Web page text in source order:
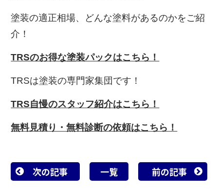
塗装の適正相場、どんな塗料があるのかをご紹
介！
TRSのお得な塗装パックはこちら！
TRSは塗装の専門家集団です！
TRS自慢のスタッフ紹介はこちら！
無料見積り・無料診断の依頼はこちら！
次の記事 一覧 前の記事